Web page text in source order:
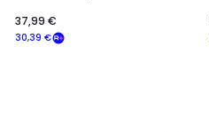
30,39 €
37,99 €